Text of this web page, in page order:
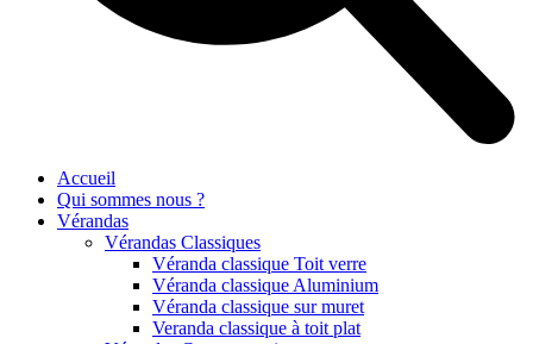
Accueil
Qui sommes nous ?
Vérandas
Vérandas Classiques
Véranda classique Toit verre
Véranda classique Aluminium
Véranda classique sur muret
Veranda classique à toit plat